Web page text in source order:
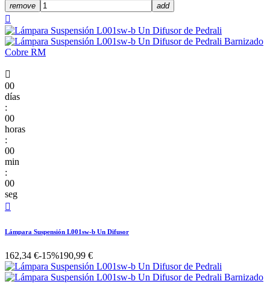
remove add


00
días
:
00
horas
:
00
min
:
00
seg

Lámpara Suspensión L001sw-b Un Difusor
162,34 €-15%190,99 €